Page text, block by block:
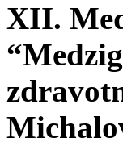
XII.